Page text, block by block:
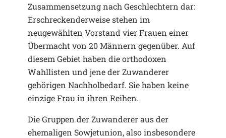
Zusammensetzung nach Geschlechtern dar:
Erschreckenderweise stehen im
neugewählten Vorstand vier Frauen einer
Übermacht von 20 Männern gegenüber. Auf
diesem Gebiet haben die orthodoxen
Wahllisten und jene der Zuwanderer
gehörigen Nachholbedarf. Sie haben keine
einzige Frau in ihren Reihen.
Die Gruppen der Zuwanderer aus der
ehemaligen Sowjetunion, also insbesondere